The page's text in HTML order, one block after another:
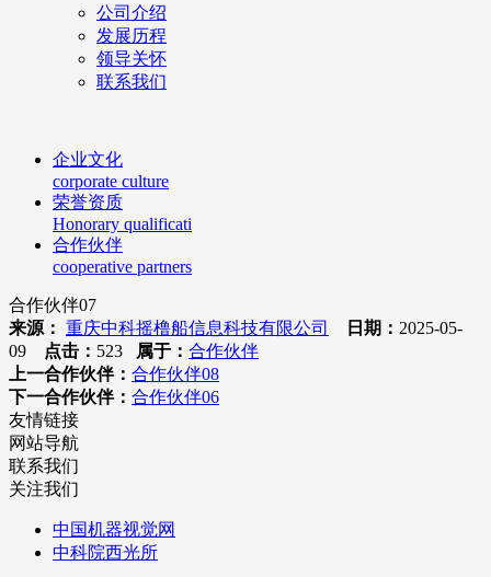
公司介绍
发展历程
领导关怀
联系我们
企业文化
corporate culture
荣誉资质
Honorary qualificati
合作伙伴
cooperative partners
合作伙伴07
来源： 重庆中科摇橹船信息科技有限公司 日期： 2025-05-
09
点击： 523 属于： 合作伙伴
上一合作伙伴： 合作伙伴08
下一合作伙伴： 合作伙伴06
友情链接
网站导航
联系我们
关注我们
中国机器视觉网
中科院西光所